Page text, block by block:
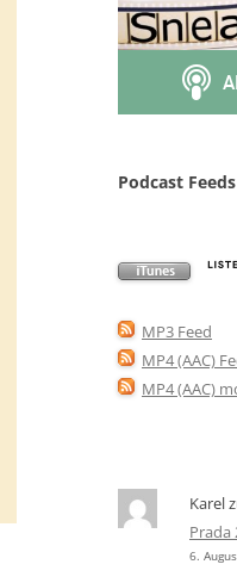
Podcast Feeds
MP3 Feed
MP4 (AAC)
MP4 (AAC)
Karel
Prada
6.